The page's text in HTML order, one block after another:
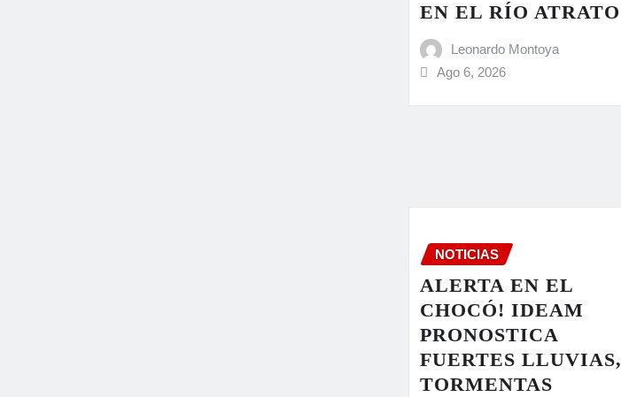
EN EL RÍO ATRATO
Leonardo Montoya
Ago 6, 2026
NOTICIAS
ALERTA EN EL
CHOCÓ! IDEAM
PRONOSTICA
FUERTES LLUVIAS,
TORMENTAS